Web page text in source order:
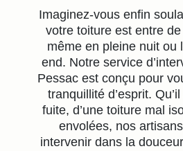
Imaginez-vous enfin
votre toiture est entre
même en pleine nuit ou
end. Notre service
Pessac est conçu pour
tranquillité d’esprit. Qu’il
fuite, d’une toiture mal
envolées, nos
intervenir dans la